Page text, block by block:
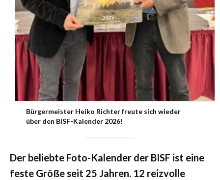
Bürgermeister Heiko Richter freute sich wieder
über den BISF-Kalender 2026!
Der beliebte Foto-Kalender der BISF ist eine
feste Größe seit 25 Jahren. 12 reizvolle